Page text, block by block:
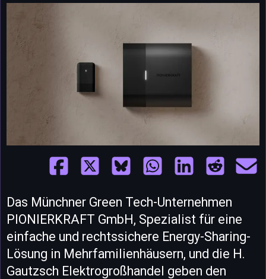
Das Münchner Green Tech-Unternehmen
PIONIERKRAFT GmbH, Spezialist für eine
einfache und rechtssichere Energy-Sharing-
Lösung in Mehrfamilienhäusern, und die H.
Gautzsch Elektrogroßhandel geben den